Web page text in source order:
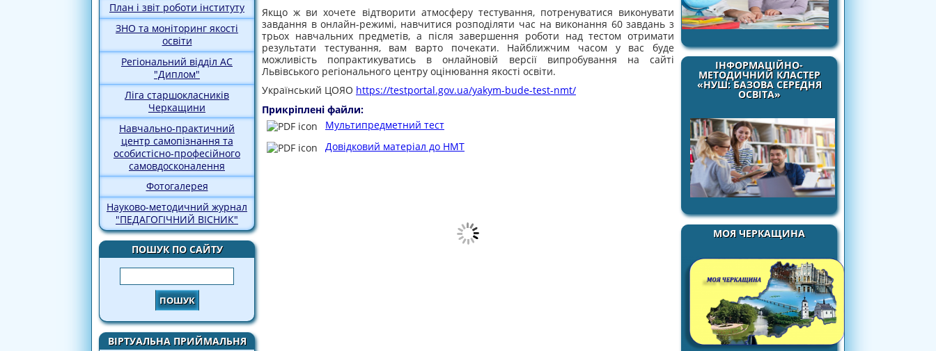
План і звіт роботи інституту
ЗНО та моніторинг якості
освіти
Регіональний відділ АС
"Диплом"
Ліга старшокласників
Черкащини
Навчально-практичний
центр самопізнання та
особистісно-професійного
самовдосконалення
Фотогалерея
Науково-методичний журнал
"ПЕДАГОГІЧНИЙ ВІСНИК"
ПОШУК ПО САЙТУ
Пошук
ВІРТУАЛЬНА ПРИЙМАЛЬНЯ
ІНФОРМАЦІЙНО-
МЕТОДИЧНИЙ КЛАСТЕР
«НУШ: БАЗОВА СЕРЕДНЯ
ОСВІТА»
МОЯ ЧЕРКАЩИНА
Якщо ж ви хочете відтворити атмосферу тестування, потренуватися виконувати
завдання в онлайн-режимі, навчитися розподіляти час на виконання 60 завдань з
трьох навчальних предметів, а після завершення роботи над тестом отримати
результати тестування, вам варто почекати. Найближчим часом у вас буде
можливість попрактикуватись в онлайновій версії випробування на сайті
Львівського регіонального центру оцінювання якості освіти.
Український ЦОЯО https://testportal.gov.ua/yakym-bude-test-nmt/
Прикріплені файли:
Мультипредметний тест
Довідковий матеріал до НМТ